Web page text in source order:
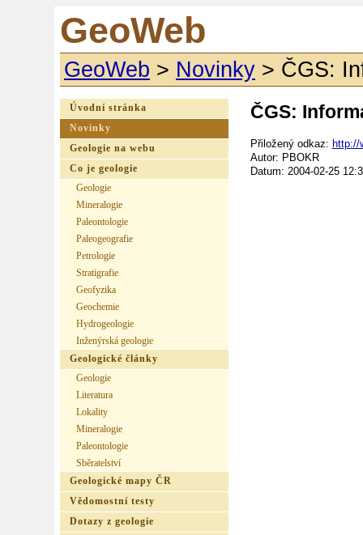
GeoWeb
GeoWeb > Novinky > ČGS:
ČGS:
Přiložený odkaz: http://
Autor: PBOKR
Datum: 2004-02-25
Úvodní stránka
Novinky
Geologie na webu
Co je geologie
Geologie
Mineralogie
Paleontologie
Paleogeografie
Petrologie
Stratigrafie
Geofyzika
Geochemie
Hydrogeologie
Inženýrská geologie
Geologické články
Geologie
Literatura
Lokality
Mineralogie
Paleontologie
Sběratelství
Geologické mapy ČR
Vědomostní testy
Dotazy z geologie